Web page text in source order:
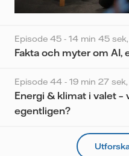
Episode 45 - 14 min 45 sek,
Fakta och myter om AI,
Episode 44 - 19 min 27 sek,
Energi & klimat i valet –
egentligen?